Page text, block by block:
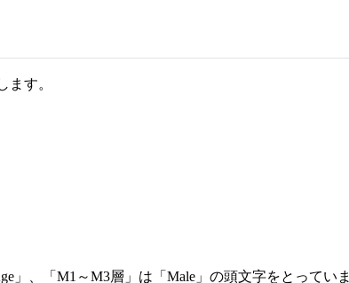
ます。
」、「M1～M3層」は「Male」の頭文字をとっていま